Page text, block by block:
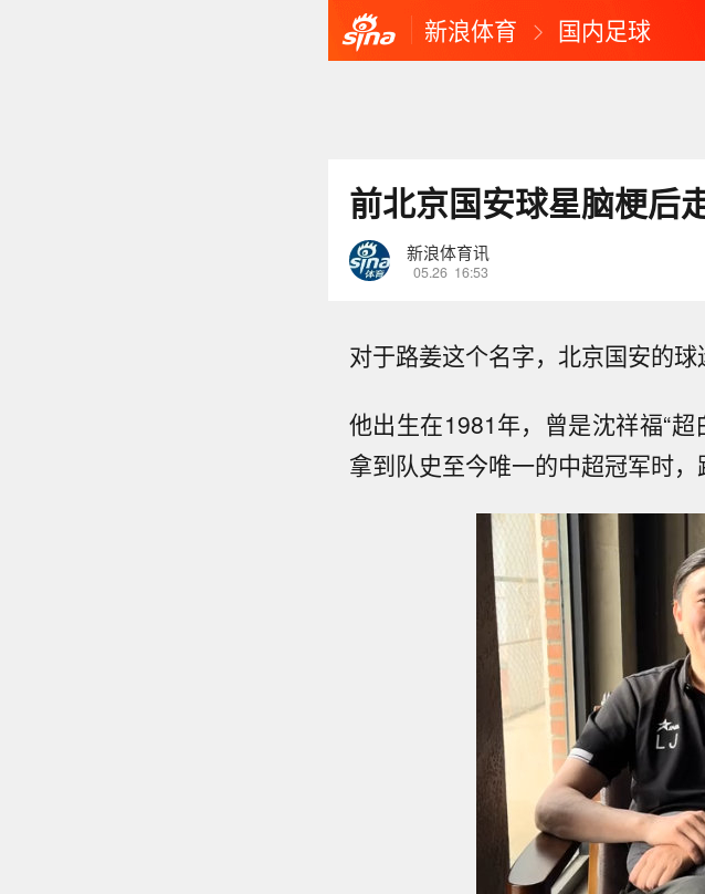
新浪体育 国内足球
前北京国安球星脑梗后
新浪体育讯
05.26 16:53
对于路姜这个名字，北京国安的球
他出生在1981年，曾是沈祥福“
拿到队史至今唯一的中超冠军时，